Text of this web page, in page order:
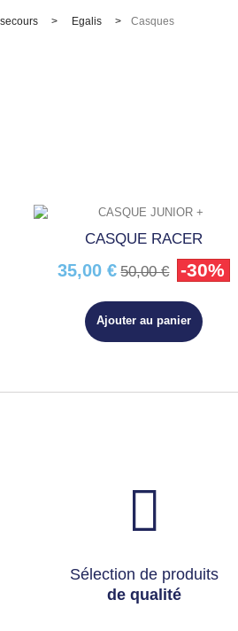
> Egalis > Casques
CASQUE RACER
35,00 € 50,00 € -30%
Ajouter au panier
Sélection de produits
de qualité